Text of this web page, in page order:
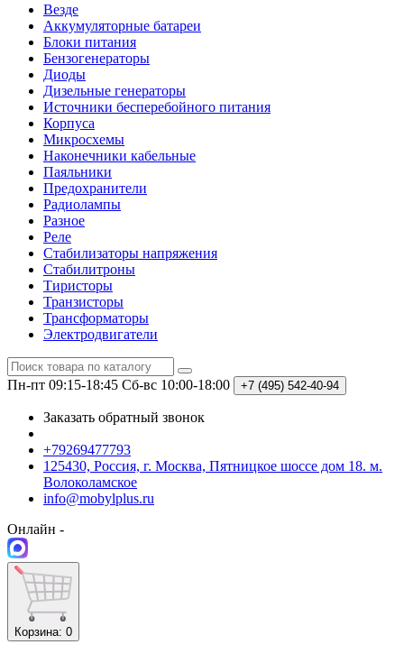
Везде
Аккумуляторные батареи
Блоки питания
Бензогенераторы
Диоды
Дизельные генераторы
Источники бесперебойного питания
Корпуса
Микросхемы
Наконечники кабельные
Паяльники
Предохранители
Радиолампы
Разное
Реле
Стабилизаторы напряжения
Стабилитроны
Тиристоры
Транзисторы
Трансформаторы
Электродвигатели
Пн-пт 09:15-18:45 Сб-вс 10:00-18:00 +7 (495) 542-40-94
Заказать обратный звонок
+79269477793
125430, Россия, г. Москва, Пятницкое шоссе дом 18. м.
Волоколамское
info@mobylplus.ru
Онлайн -
Корзина: 0